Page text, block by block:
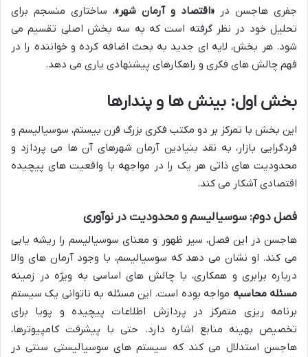
جفری هاجسن در «اقتصاد و آرمان شهر»، ساختاری منسجم برای
تحلیل خود در نظر گرفته است که به سه بخش اصلی تقسیم می
شود. هر بخش، لایه ای جدید به بحث اضافه کرده و خواننده را در
فهم چالش های فکری و راهکارهای پیشنهادی یاری می دهد.
بخش اول: بینش ها و پندارها
این بخش با تمرکز بر دو مکتب فکری بزرگ قرن بیستم، سوسیالیسم و
فردگرایی بازار، به نقد بنیادین آرمان شهرهای آن ها می پردازد و
محدودیت های ذاتی هر یک را در مواجهه با واقعیت های پیچیده
اقتصادی آشکار می کند.
فصل دوم: سوسیالیسم و محدودیت در نوآوری
هاجسن در این فصل، سیر ظهور و معنای سوسیالیسم را ریشه یابی
می کند. او نشان می دهد که سوسیالیسم، با وجود آرمان های والا
درباره برابری و همکاری، با چالش های اساسی به ویژه در زمینه
مسئله محاسبه مواجه بوده است. این مسئله به ناتوانی یک سیستم
برنامه ریزی متمرکز در پردازش اطلاعات پیچیده و پویا برای
تخصیص بهینه منابع اشاره دارد. حتی با پیشرفت کامپیوترها،
هاجسن استدلال می کند که سیستم های سوسیالیستی سنتی در